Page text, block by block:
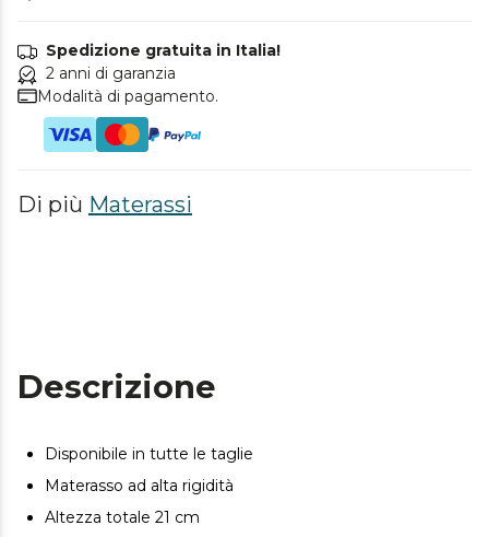
Spedizione gratuita in Italia!
2 anni di garanzia
Modalità di pagamento.
Di più Materassi
Descrizione
Disponibile in tutte le taglie
Materasso ad alta rigidità
Altezza totale 21 cm